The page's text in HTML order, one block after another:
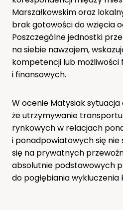
Marszałkowskim oraz
brak gotowości do wzięcia
Poszczególne jednostki
na siebie nawzajem,
kompetencji lub
i finansowych.
W ocenie Matysiak sytuacja
że utrzymywanie
rynkowych w relacjach
i ponadpowiatowych się nie
się na prywatnych
absolutnie podstawowych
do pogłębiania